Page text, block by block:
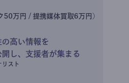
50万円 / 提携媒体買取6万円)
の高い情報を
開し、支援者が集まる
リスト